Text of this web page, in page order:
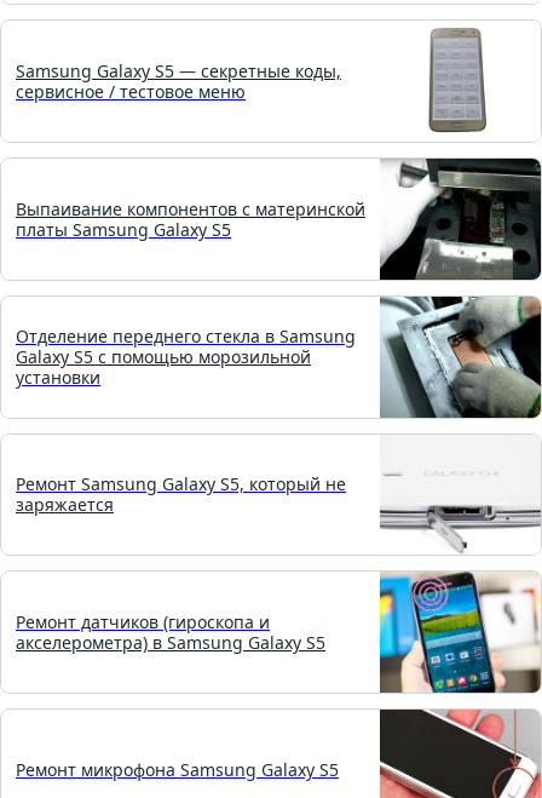
Samsung Galaxy S5 — секретные коды,
сервисное / тестовое меню
Выпаивание компонентов с материнской
платы Samsung Galaxy S5
Отделение переднего стекла в Samsung
Galaxy S5 с помощью морозильной
установки
Ремонт Samsung Galaxy S5, который не
заряжается
Ремонт датчиков (гироскопа и
акселерометра) в Samsung Galaxy S5
Ремонт микрофона Samsung Galaxy S5